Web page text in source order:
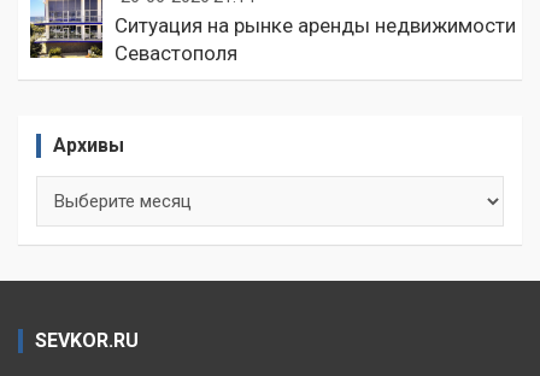
Ситуация на рынке аренды недвижимости
Севастополя
Архивы
SEVKOR.RU